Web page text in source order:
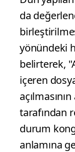
da
yönündeki
belirterek,
içeren
tarafından
durum
anlamına